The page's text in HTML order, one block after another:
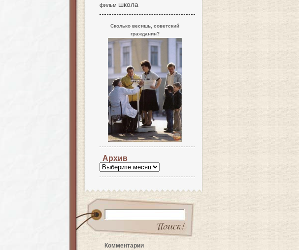
фильм школа
Сколько весишь, советский
гражданин?
Архив
Комментарии